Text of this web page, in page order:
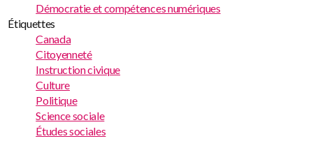
Démocratie et compétences numériques
Étiquettes
Canada
Citoyenneté
Instruction civique
Culture
Politique
Science sociale
Études sociales